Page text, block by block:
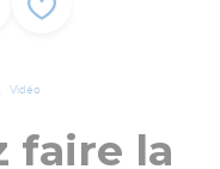
Vidéo
faire la